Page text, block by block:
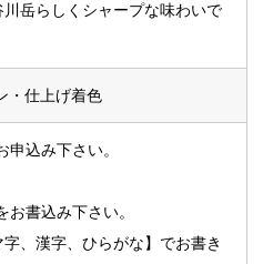
岳らしくシャープな味わいで
・仕上げ着色
込み下さい。
書込み下さい。
、漢字、ひらがな】でお書き